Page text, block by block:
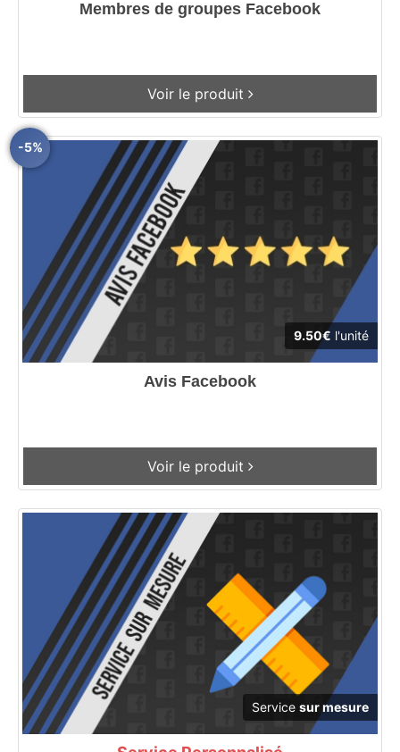
Membres de groupes Facebook
Voir le produit
9.50€ l'unité
Avis Facebook
Voir le produit
-5%
Service sur mesure